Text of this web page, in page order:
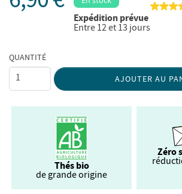
Expédition prévue
Entre 12 et 13 jours
QUANTITÉ
AJOUTER AU
Thés bio
de grande origine
Zéro